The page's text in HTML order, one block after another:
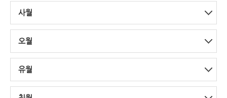
사월
오월
유월